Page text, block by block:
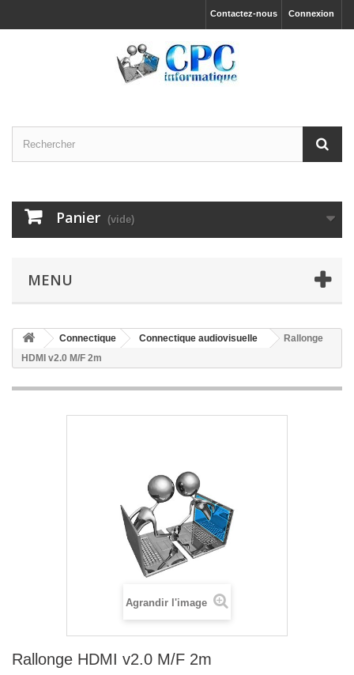
Connexion
Contactez-nous
Panier (vide)
MENU
Connectique Connectique audiovisuelle
Rallonge
HDMI v2.0 M/F 2m
Agrandir l'image
Rallonge HDMI v2.0 M/F 2m